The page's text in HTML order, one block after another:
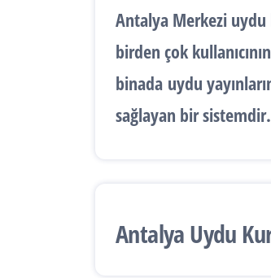
Antalya Merkezi
birden çok
binada uydu
sağlayan bir sistemdir.
Antalya Uydu